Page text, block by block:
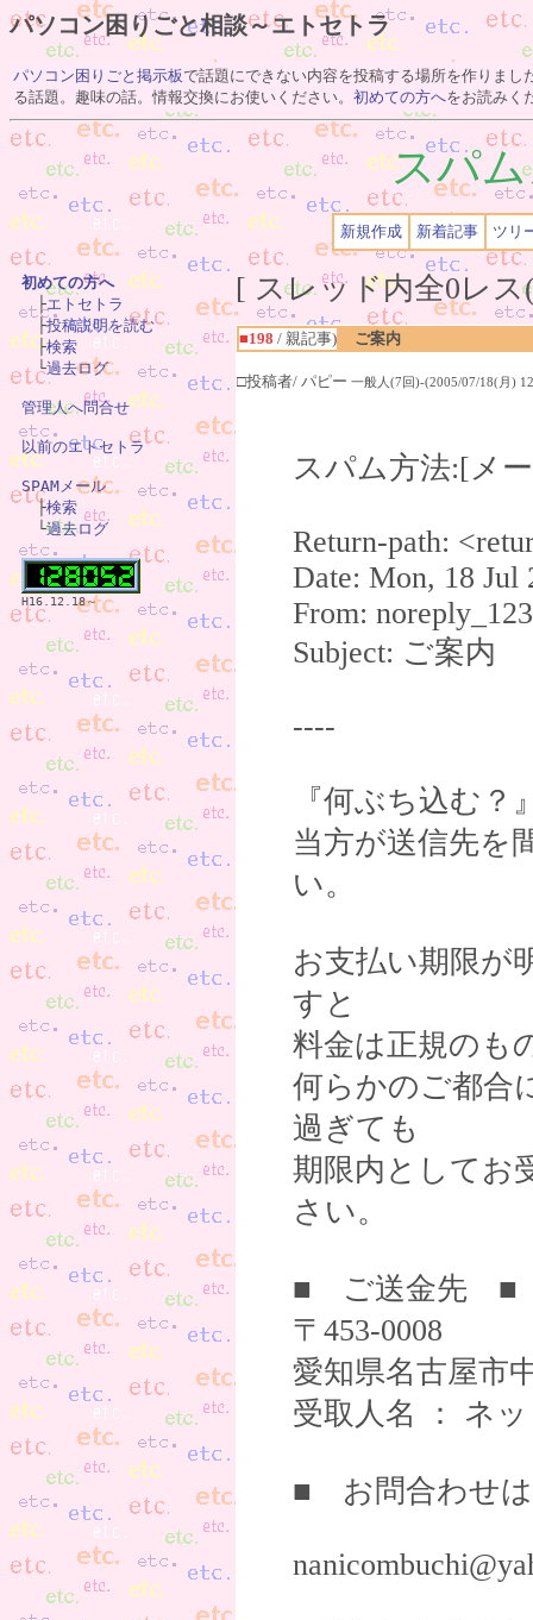
パソコン困りごと相談～エトセトラ
パソコン困りごと掲示板で話題にできない内容を投稿する場所を作りまし
る話題。趣味の話。情報交換にお使いください。 初めての方へをお読みく
スパ
新規作成 新着記事 ツリ
[ スレッド内全0レ
■198 / 親記事) ご案内
□投稿者/ パピー 一般人(7回)-(2005/07/18(月)
スパム方法:[
Return-path:
Date: Mon, 18 Jul
From:
Subject: ご案内
----
『何ぶち込む
当方が送信先を
い。
お支払い期限が
すと
料金は正規のも
何らかのご都合
過ぎても
期限内としてお
さい。
■ ご送金先 ■
〒453-0008
愛知県名古屋市
受取人名 ： ネ
■ お問合わせ
初めての方へ
├エトセトラ
├投稿説明を読む
├検索
└過去ログ
管理人へ問合せ
以前のエトセトラ
SPAMメール
├検索
└過去ログ
H16.12.18～